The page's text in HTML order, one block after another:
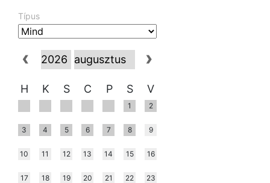
Típus
H K S C P S V
1 2
3 4 5 6 7 8 9
10 11 12 13 14 15 16
17 18 19 20 21 22 23